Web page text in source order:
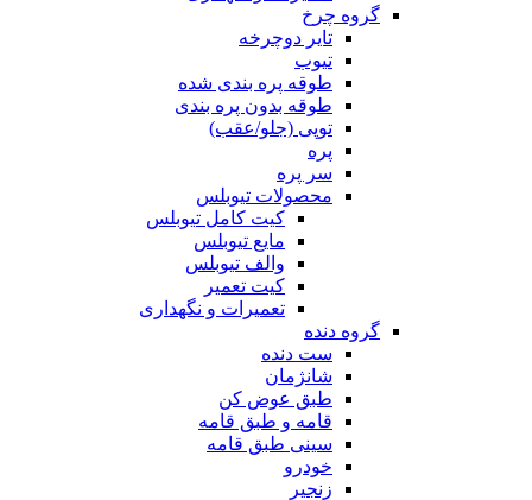
گروه چرخ
تایر دوچرخه
تیوب
طوقه پره بندی شده
طوقه بدون پره بندی
توپی (جلو/عقب)
پره
سر پره
محصولات تیوبلس
کیت کامل تیوبلس
مایع تیوبلس
والف تیوبلس
کیت تعمیر
تعمیرات و نگهداری
گروه دنده
ست دنده
شانژمان
طبق عوض کن
قامه و طبق قامه
سینی طبق قامه
خودرو
زنجیر